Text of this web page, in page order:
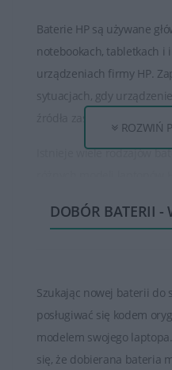
Baterie HP są używane
notebookach, tabletkach i
urządzeniach firmy HP.
sytuacjach, gdy
źródła zasilania
Istnieje wiele rodzajów
pracy na baterii.
użytkowania. Większość
na baterii podczas
podłączenia do zasilania.
ROZWIŃ
DOBÓR BATERII -
Szukając nowej baterii do
posługiwać się kodem
modelem swojego
się, że dobierana bateria